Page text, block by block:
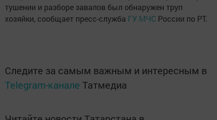
тушении и разборе завалов был обнаружен труп
хозяйки, сообщает пресс-служба ГУ МЧС России по РТ.
Следите за самым важным и интересным в
Telegram-канале Татмедиа